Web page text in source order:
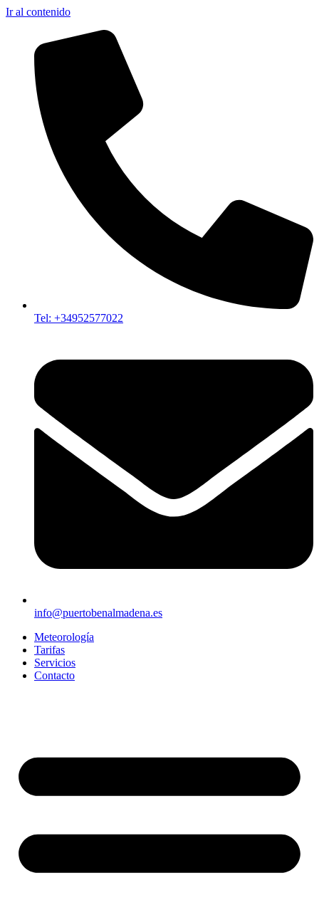
Ir al contenido
Tel: +34952577022
info@puertobenalmadena.es
Meteorología
Tarifas
Servicios
Contacto